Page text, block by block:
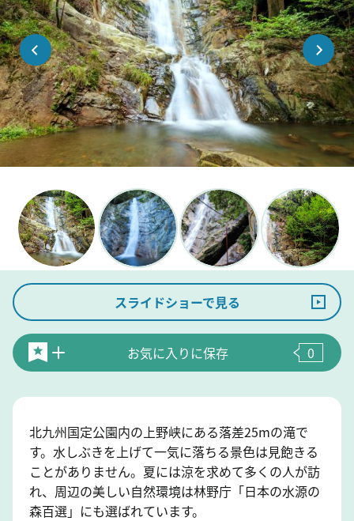
スライドショーで見る
お気に入りに保存 0
北九州国定公園内の上野峡にある落差25mの滝で
す。水しぶきを上げて一気に落ちる景色は見飽きる
ことがありません。夏には涼を求めて多くの人が訪
れ、周辺の美しい自然環境は林野庁「日本の水源の
森百選」にも選ばれています。